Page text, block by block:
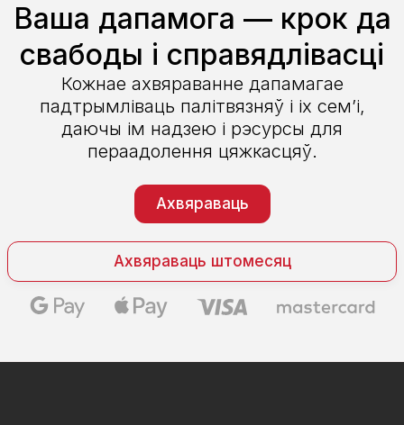
Ваша дапамога — крок да
свабоды і справядлівасці
Кожнае ахвяраванне дапамагае
падтрымліваць палітвязняў і іх сем’і,
даючы ім надзею і рэсурсы для
пераадолення цяжкасцяў.
Ахвяраваць
Ахвяраваць штомесяц